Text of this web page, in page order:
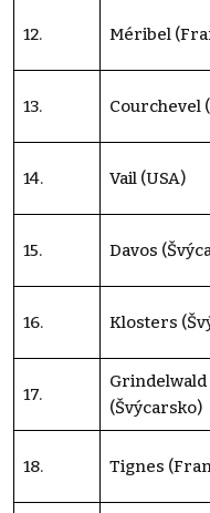
12. Méribel
13. Courchevel
14. Vail (USA)
15. Davos
16. Klosters
17.
Grindelwald
(Švýcarsko)
18. Tignes